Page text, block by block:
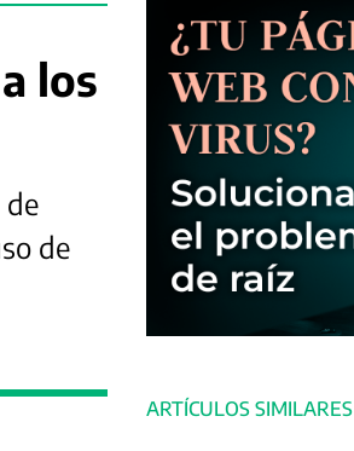
ARTÍCULOS SIMILARES
los
de
de